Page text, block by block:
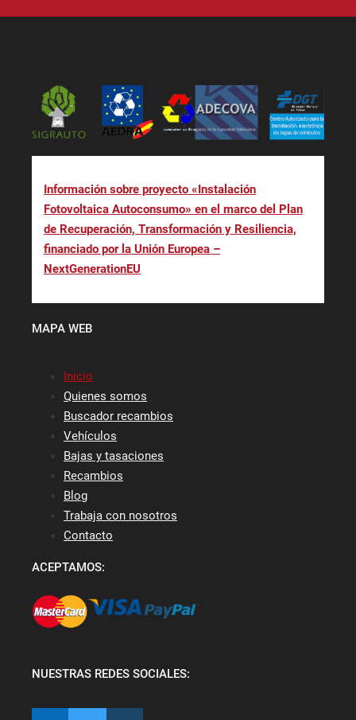
Información sobre proyecto «Instalación
Fotovoltaica Autoconsumo» en el marco del Plan
de Recuperación, Transformación y Resiliencia,
financiado por la Unión Europea –
NextGenerationEU
MAPA WEB
Inicio
Quienes somos
Buscador recambios
Vehículos
Bajas y tasaciones
Recambios
Blog
Trabaja con nosotros
Contacto
ACEPTAMOS:
NUESTRAS REDES SOCIALES: